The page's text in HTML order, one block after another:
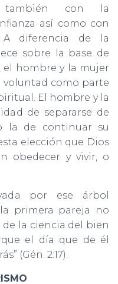
también con la
así como con
A diferencia de la
sobre la base de
el hombre y la mujer
voluntad como parte
El hombre y la
de separarse de
la de continuar su
elección que Dios
obedecer y vivir, o
por ese árbol
primera pareja no
de la ciencia del bien
el día que de él
(Gén. 2:17).